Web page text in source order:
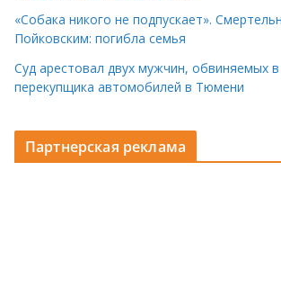
«Собака никого не подпускает».
Пойковским: погибла семья
Суд арестовал двух мужчин, обвиняемых в
перекупщика автомобилей в Тюмени
Партнерская реклама